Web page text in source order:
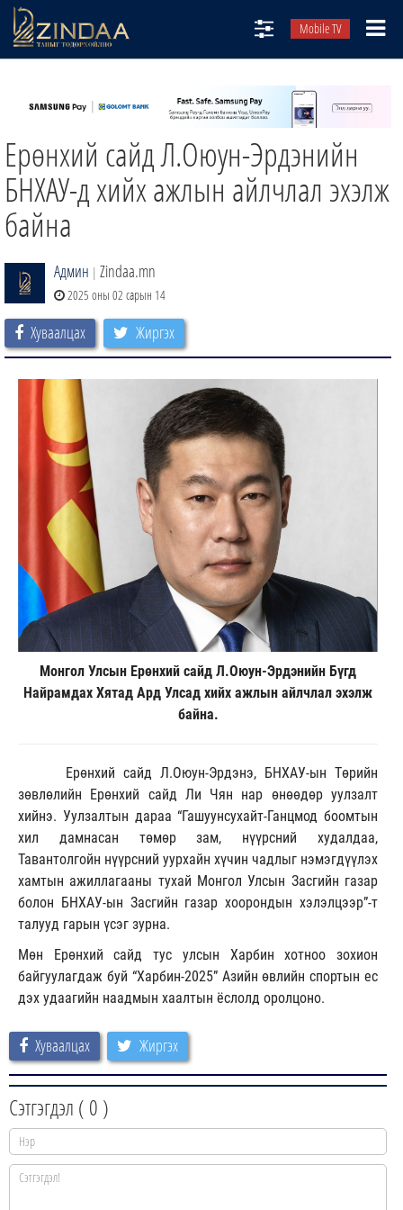
Mobile TV
ТВ8
ӨГЛӨӨНИЙ СОНИН
АУДИО ЗОХИОЛ
ЗИНДАА СЭТГҮҮЛ
Ерөнхий сайд Л.Оюун-Эрдэнийн
БНХАУ-д хийх ажлын айлчлал эхэлж
байна
Админ | Zindaa.mn
2025 оны 02 сарын 14
Хуваалцах Жиргэх
Монгол Улсын Ерөнхий сайд Л.Оюун-Эрдэнийн Бүгд
Найрамдах Хятад Ард Улсад хийх ажлын айлчлал эхэлж
байна.
Ерөнхий сайд Л.Оюун-Эрдэнэ, БНХАУ-ын Төрийн
зөвлөлийн Ерөнхий сайд Ли Чян нар өнөөдөр уулзалт
хийнэ. Уулзалтын дараа “Гашуунсухайт-Ганцмод боомтын
хил дамнасан төмөр зам, нүүрсний худалдаа,
Тавантолгойн нүүрсний уурхайн хүчин чадлыг нэмэгдүүлэх
хамтын ажиллагааны тухай Монгол Улсын Засгийн газар
болон БНХАУ-ын Засгийн газар хоорондын хэлэлцээр”-т
талууд гарын үсэг зурна.
Мөн Ерөнхий сайд тус улсын Харбин хотноо зохион
байгуулагдаж буй “Харбин-2025” Азийн өвлийн спортын ес
дэх удаагийн наадмын хаалтын ёслолд оролцоно.
Хуваалцах Жиргэх
Сэтгэгдэл ( 0 )